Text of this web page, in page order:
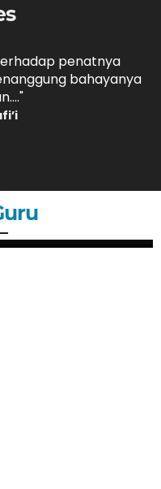
penatnya
bahayanya
DAHLIA, S.Pd